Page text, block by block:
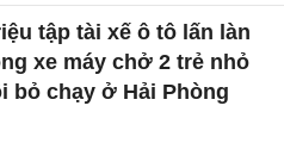
tập tài xế ô tô lấn làn
xe máy chở 2 trẻ nhỏ
bỏ chạy ở Hải Phòng